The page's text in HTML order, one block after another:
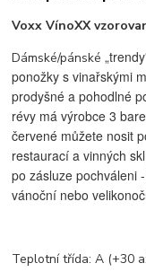
Voxx VínoXX
Dámské/pánské
ponožky s vinařskými
prodyšné a pohodlné
révy má výrobce 3
červené můžete nosit
restaurací a vinných
po zásluze pochváleni
vánoční nebo
Teplotní třída: A (+30